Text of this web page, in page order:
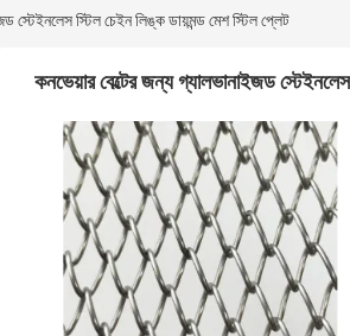
স্টেইনলেস স্টিল চেইন লিঙ্ক ডায়মন্ড মেশ স্টিল প্লেট
কনভেয়ার বেল্টের জন্য গ্যালভানাইজড